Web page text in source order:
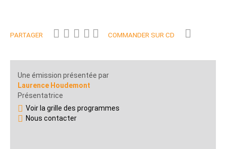
PARTAGER COMMANDER SUR CD
Une émission présentée par
Laurence Houdemont
Présentatrice
Voir la grille des programmes
Nous contacter